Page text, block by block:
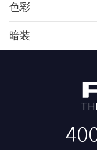
色彩
暗装